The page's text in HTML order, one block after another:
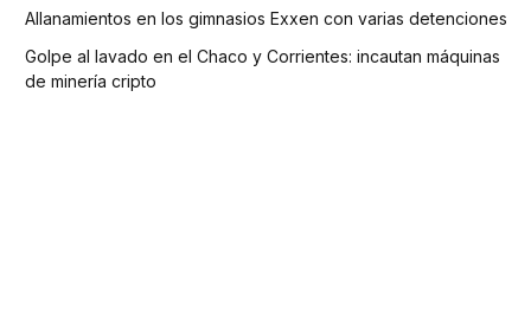
Allanamientos en los gimnasios Exxen con varias detenciones
Golpe al lavado en el Chaco y Corrientes: incautan máquinas
de minería cripto